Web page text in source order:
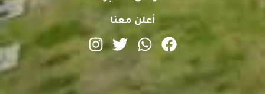
أعلن معنا